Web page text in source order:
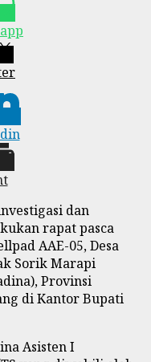
dan
rapat pasca
AAE-05, Desa
Sorik Marapi
Provinsi
di Kantor Bupati
Asisten I